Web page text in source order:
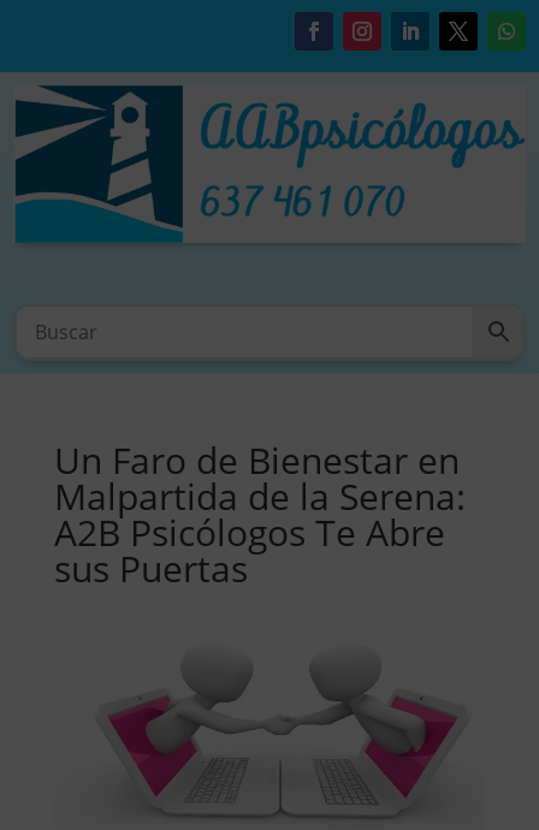
Un Faro de Bienestar en
Malpartida de la Serena:
A2B Psicólogos Te Abre
sus Puertas